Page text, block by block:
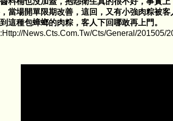
當場開單限期改善，這回，又有小強肉粽被
這種包蟑螂的肉粽，客人下回哪敢再上門。
news.cts.com.tw/cts/general/201505/